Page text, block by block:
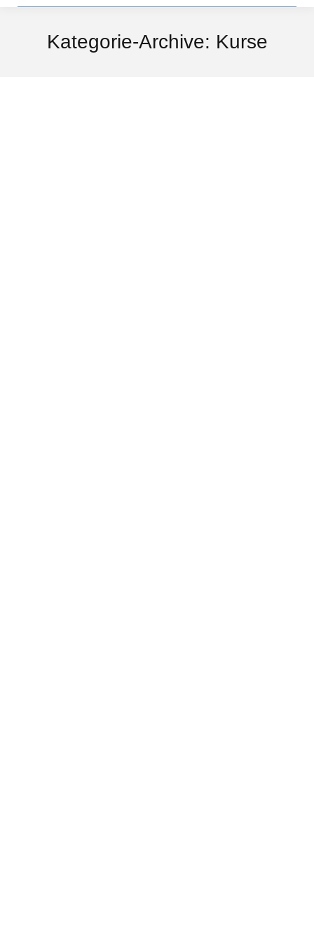
Kategorie-Archive: Kurse